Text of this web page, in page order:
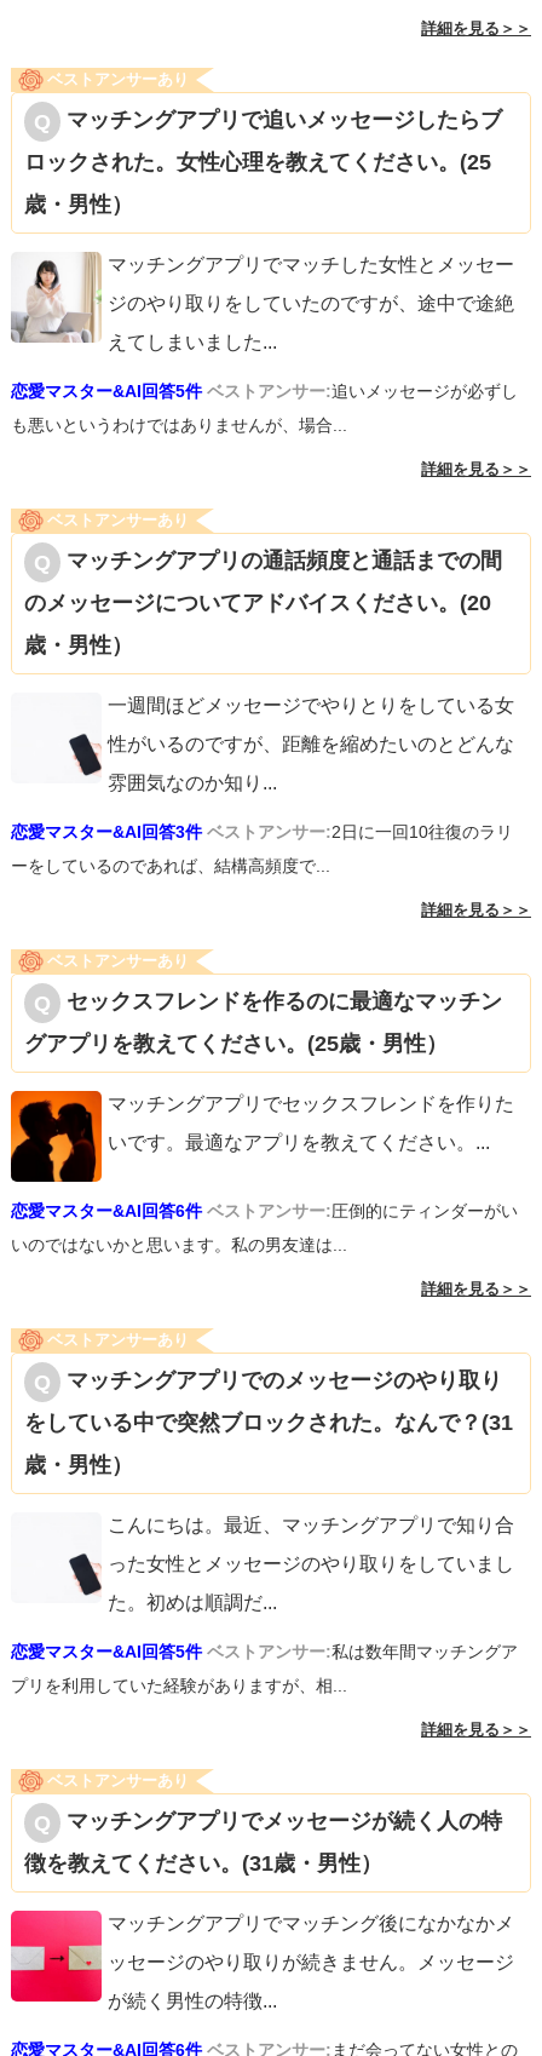
詳細を見る＞＞
ベストアンサーあり
マッチングアプリで追いメッセージしたらブ
ロックされた。女性心理を教えてください。(25
歳・男性）
マッチングアプリでマッチした女性とメッセー
ジのやり取りをしていたのですが、途中で途絶
えてしまいました...
恋愛マスター&AI回答5件 ベストアンサー:追いメッセージが必ずし
も悪いというわけではありませんが、場合...
詳細を見る＞＞
ベストアンサーあり
マッチングアプリの通話頻度と通話までの間
のメッセージについてアドバイスください。(20
歳・男性）
一週間ほどメッセージでやりとりをしている女
性がいるのですが、距離を縮めたいのとどんな
雰囲気なのか知り ...
恋愛マスター&AI回答3件 ベストアンサー:2日に一回10往復のラリ
ーをしているのであれば、結構高頻度で...
詳細を見る＞＞
ベストアンサーあり
セックスフレンドを作るのに最適なマッチン
グアプリを教えてください。(25歳・男性）
マッチングアプリでセックスフレンドを作りた
いです。最適なアプリを教えてください。 ...
恋愛マスター&AI回答6件 ベストアンサー:圧倒的にティンダーがい
いのではないかと思います。私の男友達は...
詳細を見る＞＞
ベストアンサーあり
マッチングアプリでのメッセージのやり取り
をしている中で突然ブロックされた。なんで？(31
歳・男性）
こんにちは。最近、マッチングアプリで知り合
った女性とメッセージのやり取りをしていまし
た。初めは順調だ...
恋愛マスター&AI回答5件 ベストアンサー:私は数年間マッチングア
プリを利用していた経験がありますが、相...
詳細を見る＞＞
ベストアンサーあり
マッチングアプリでメッセージが続く人の特
徴を教えてください。(31歳・男性）
マッチングアプリでマッチング後になかなかメ
ッセージのやり取りが続きません。メッセージ
が続く男性の特徴...
恋愛マスター&AI回答6件 ベストアンサー:まだ会ってない女性との